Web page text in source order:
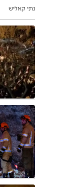
נתי קאליש